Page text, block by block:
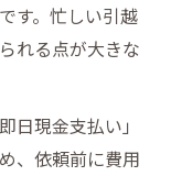
す。忙しい引越
れる点が大きな
日現金支払い」
、依頼前に費用